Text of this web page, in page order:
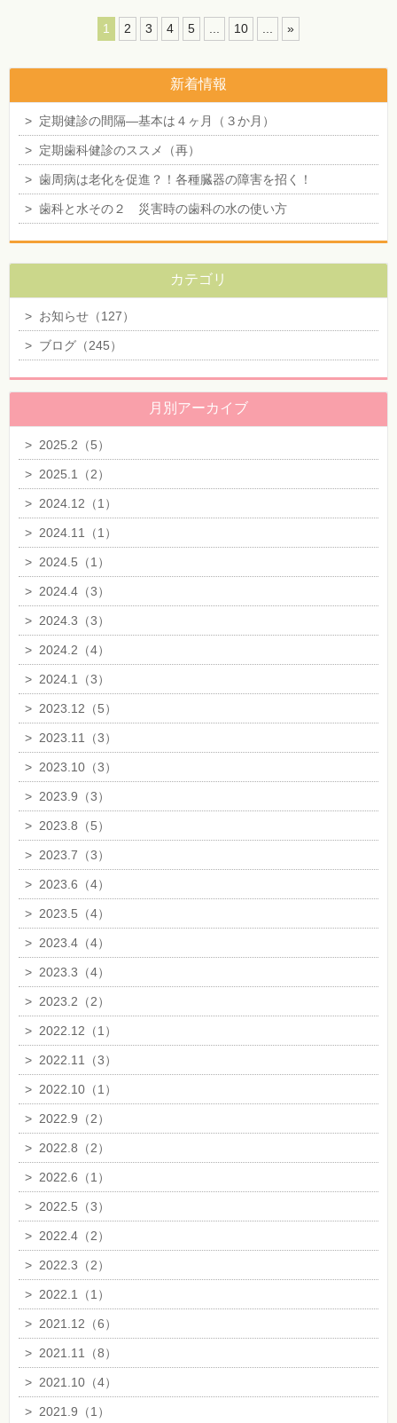
1 2 3 4 5 10 »
新着情報
> 定期健診の間隔―基本は４ヶ月（３か月）
> 定期歯科健診のススメ（再）
> 歯周病は老化を促進？！各種臓器の障害を招く！
> 歯科と水その２ 災害時の歯科の水の使い方
カテゴリ
> お知らせ（127）
> ブログ（245）
月別アーカイブ
> 2025.2（5）
> 2025.1（2）
> 2024.12（1）
> 2024.11（1）
> 2024.5（1）
> 2024.4（3）
> 2024.3（3）
> 2024.2（4）
> 2024.1（3）
> 2023.12（5）
> 2023.11（3）
> 2023.10（3）
> 2023.9（3）
> 2023.8（5）
> 2023.7（3）
> 2023.6（4）
> 2023.5（4）
> 2023.4（4）
> 2023.3（4）
> 2023.2（2）
> 2022.12（1）
> 2022.11（3）
> 2022.10（1）
> 2022.9（2）
> 2022.8（2）
> 2022.6（1）
> 2022.5（3）
> 2022.4（2）
> 2022.3（2）
> 2022.1（1）
> 2021.12（6）
> 2021.11（8）
> 2021.10（4）
> 2021.9（1）